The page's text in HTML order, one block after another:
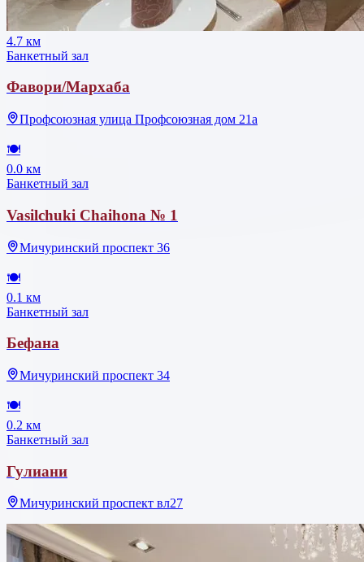
4.7 км
Банкетный зал
Фавори/Мархаба
Профсоюзная улица Профсоюзная дом 21а
🍽
0.0 км
Банкетный зал
Vasilchuki Chaihona № 1
Мичуринский проспект 36
🍽
0.1 км
Банкетный зал
Бефана
Мичуринский проспект 34
🍽
0.2 км
Банкетный зал
Гулиани
Мичуринский проспект вл27